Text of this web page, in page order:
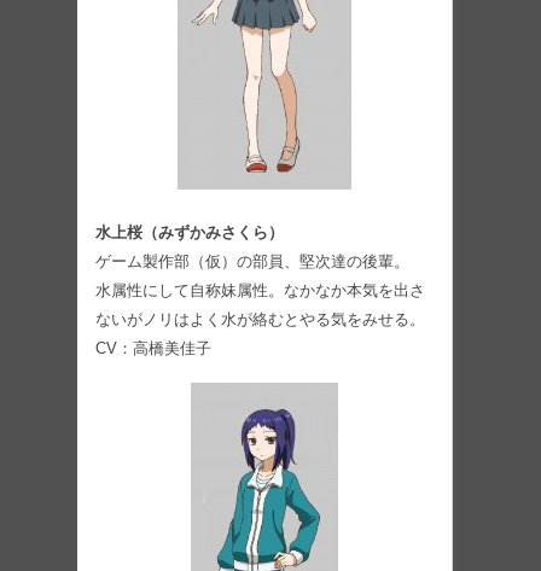
水上桜（みずかみさくら）
ゲーム製作部（仮）の部員、堅次達の後輩。
水属性にして自称妹属性。なかなか本気を出さ
ないがノリはよく水が絡むとやる気をみせる。
CV：⾼橋美佳子